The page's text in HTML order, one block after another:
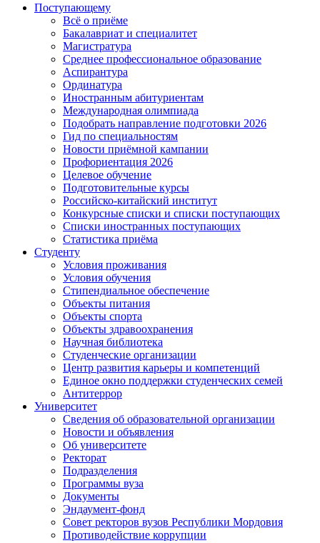
Поступающему
Всё о приёме
Бакалавриат и специалитет
Магистратура
Среднее профессиональное образование
Аспирантура
Ординатура
Иностранным абитуриентам
Международная олимпиада
Подобрать направление подготовки 2026
Гид по специальностям
Новости приёмной кампании
Профориентация 2026
Целевое обучение
Подготовительные курсы
Российско-китайский институт
Конкурсные списки и списки поступающих
Списки иностранных поступающих
Статистика приёма
Студенту
Условия проживания
Условия обучения
Стипендиальное обеспечение
Объекты питания
Объекты спорта
Объекты здравоохранения
Научная библиотека
Студенческие организации
Центр развития карьеры и компетенций
Единое окно поддержки студенческих семей
Антитеррор
Университет
Сведения об образовательной организации
Новости и объявления
Об университете
Ректорат
Подразделения
Программы вуза
Документы
Эндаумент-фонд
Совет ректоров вузов Республики Мордовия
Противодействие коррупции